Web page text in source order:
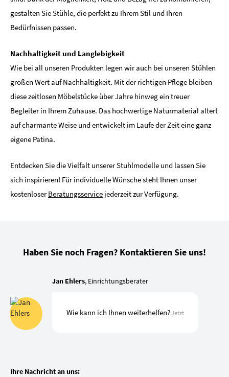
gestalten Sie Stühle, die perfekt zu Ihrem Stil und Ihren
Bedürfnissen passen.
Nachhaltigkeit und Langlebigkeit
Wie bei all unseren Produkten legen wir auch bei unseren Stühlen
großen Wert auf Nachhaltigkeit. Mit der richtigen Pflege bleiben
diese zeitlosen Möbelstücke über Jahre hinweg ein treuer
Begleiter in Ihrem Zuhause. Das hochwertige Naturmaterial altert
auf charmante Weise und entwickelt im Laufe der Zeit eine ganz
eigene Patina.
Entdecken Sie die Vielfalt unserer Stuhlmodelle und lassen Sie
sich inspirieren! Für individuelle Wünsche steht Ihnen unser
kostenloserBeratungsservice jederzeit zur Verfügung.
Haben Sie noch Fragen? Kontaktieren Sie uns!
Jan Ehlers, Einrichtungsberater
Wie kann ich Ihnen weiterhelfen?Jetzt
Ihre Nachricht an uns: